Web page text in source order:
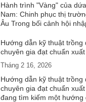
Hành trình "Vàng" của
Nam: Chinh phục thị
Âu Trong bối cảnh hội
Hướng dẫn kỹ thuật trồng
chuyên gia đạt chuẩn
Tháng 2 16, 2026
Hướng dẫn kỹ thuật trồng
chuyên gia đạt chuẩn
đang tìm kiếm một hướng